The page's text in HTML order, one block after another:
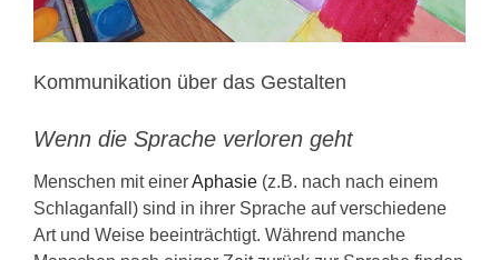
Kommunikation über das Gestalten
Wenn die Sprache verloren geht
Menschen mit einerAphasie (z.B. nach nach einem
Schlaganfall) sind in ihrer Sprache auf verschiedene
Art und Weise beeinträchtigt. Während manche